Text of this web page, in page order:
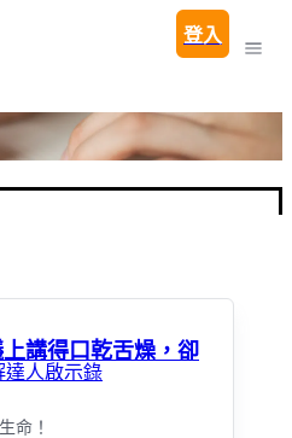
登入
達人啟示錄
講得口乾舌燥，卻
命！